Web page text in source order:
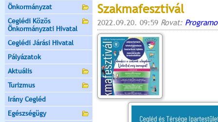
Önkormányzat
Ceglédi Közös
Önkormányzati Hivatal
Ceglédi Járási Hivatal
Pályázatok
Aktuális
Turizmus
Irány Cegléd
Egészségügy
Szakmafesztivál
2022.09.20. 09:59 Rovat: